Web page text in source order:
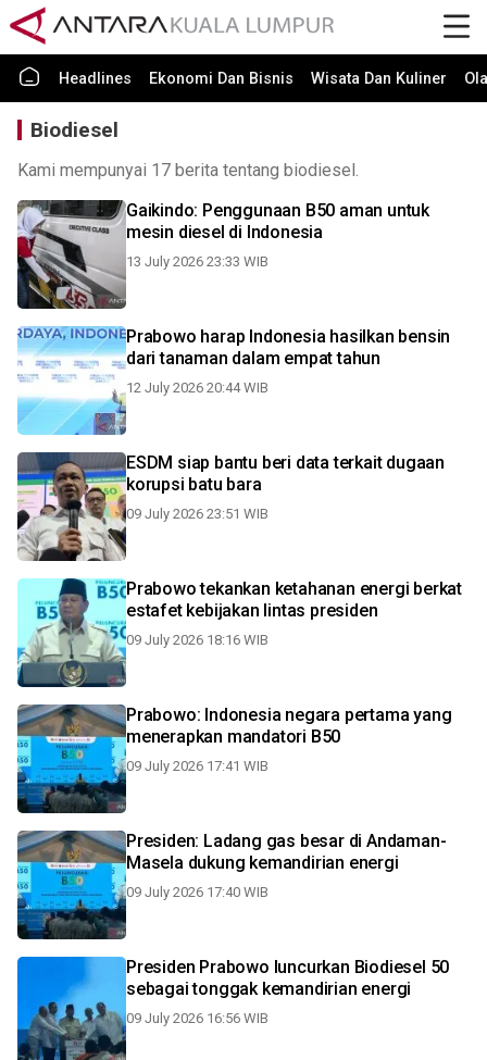
Headlines Ekonomi Dan Bisnis Wisata Dan Kuliner
Biodiesel
Kami mempunyai 17 berita tentang biodiesel.
Gaikindo: Penggunaan B50 aman untuk
mesin diesel di Indonesia
13 July 2026 23:33 WIB
Prabowo harap Indonesia hasilkan bensin
dari tanaman dalam empat tahun
12 July 2026 20:44 WIB
ESDM siap bantu beri data terkait dugaan
korupsi batu bara
09 July 2026 23:51 WIB
Prabowo tekankan ketahanan energi berkat
estafet kebijakan lintas presiden
09 July 2026 18:16 WIB
Prabowo: Indonesia negara pertama yang
menerapkan mandatori B50
09 July 2026 17:41 WIB
Presiden: Ladang gas besar di Andaman-
Masela dukung kemandirian energi
09 July 2026 17:40 WIB
Presiden Prabowo luncurkan Biodiesel 50
sebagai tonggak kemandirian energi
09 July 2026 16:56 WIB